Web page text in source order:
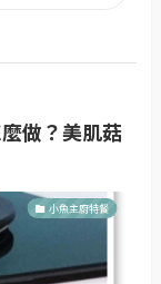
做？美肌菇
小魚主廚特餐